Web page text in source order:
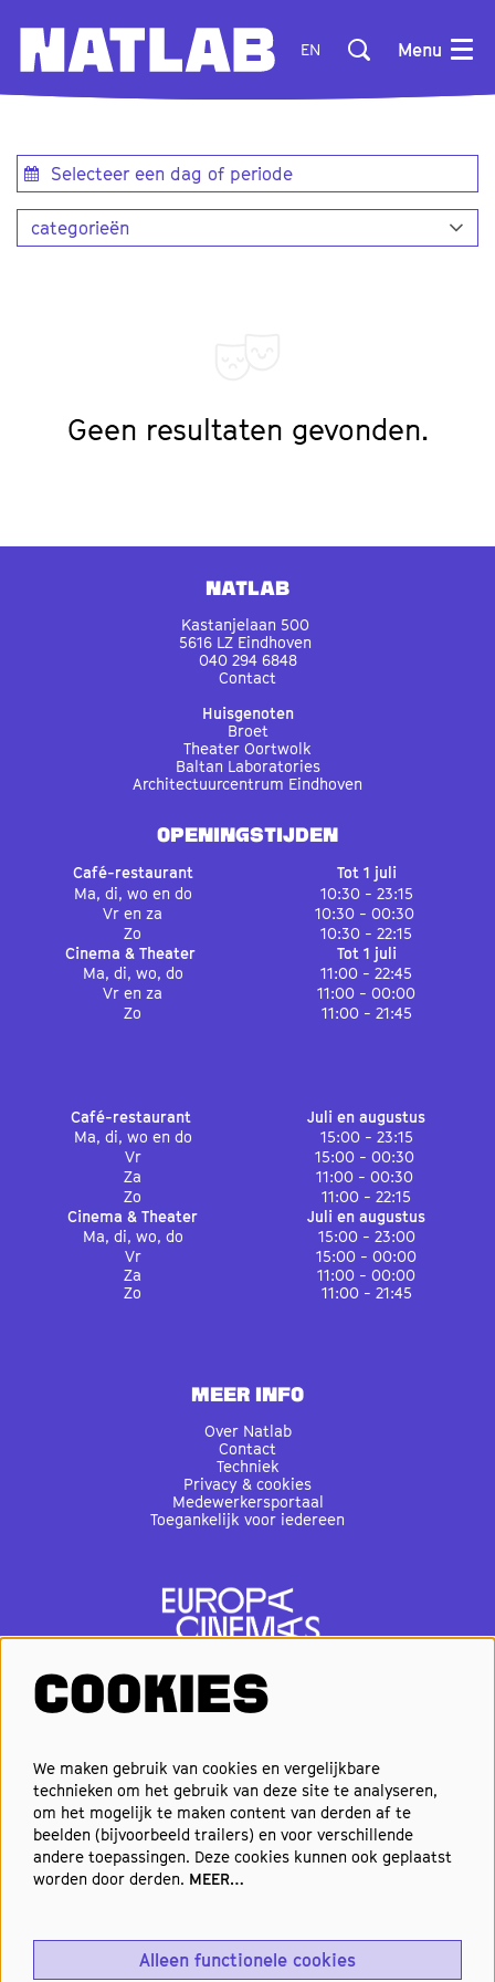
EN Menu
categorieën
Geen resultaten gevonden.
Natlab
Kastanjelaan 500
5616 LZ Eindhoven
040 294 6848
Contact
Huisgenoten
Broet
Theater Oortwolk
Baltan Laboratories
Architectuurcentrum Eindhoven
OPENINGSTIJDEN
Café-restaurant
Tot 1 juli
Ma, di, wo en do
10:30 - 23:15
Vr en za
10:30 - 00:30
Zo
10:30 - 22:15
Cinema & Theater
Tot 1 juli
Ma, di, wo, do
11:00 - 22:45
Vr en za
11:00 - 00:00
Zo
11:00 - 21:45
Café-restaurant
Juli en augustus
Ma, di, wo en do
15:00 - 23:15
Vr
15:00 - 00:30
Za
11:00 - 00:30
Zo
11:00 - 22:15
Cinema & Theater
Juli en augustus
Ma, di, wo, do
15:00 - 23:00
Vr
15:00 - 00:00
Za
11:00 - 00:00
Zo
11:00 - 21:45
MEER INFO
Over Natlab
Contact
Techniek
Privacy & cookies
Medewerkersportaal
Toegankelijk voor iedereen
Elke week de beste films en
nieuwste premières in je inbox?
Schrijf je in voor onze nieuwsbrief!
Aanmelden
COOKIES
We maken gebruik van cookies en vergelijkbare
technieken om het gebruik van deze site te analyseren,
om het mogelijk te maken content van derden af te
beelden (bijvoorbeeld trailers) en voor verschillende
andere toepassingen. Deze cookies kunnen ook geplaatst
worden door derden. MEER…
Alleen functionele cookies